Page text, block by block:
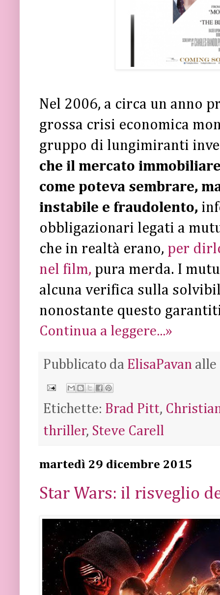
Nel 2006, a circa un anno
grossa crisi economica
gruppo di lungimiranti
che il mercato
come poteva sembrare,
instabile e fraudolento,
obbligazionari legati a
che in realtà erano, per
nel film, pura merda. I
alcuna verifica sulla
nonostante questo
Continua a leggere...»
Pubblicato da ElisaPavan alle
Etichette: Brad Pitt,
thriller, Steve Carell
martedì 29 dicembre 2015
Star Wars: il risveglio